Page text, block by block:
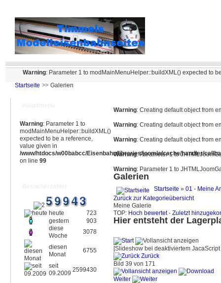
Warning: Parameter 1 to modMainMenuHelper::buildXML() expected to
Startseite
Galerien
Warning: Parameter 1 to
modMainMenuHelper::buildXML()
expected to be a reference,
value given in
/www/htdocs/w00babcc/Eisenbahn/libraries/joomla/cache/handler/
on line 99
heute
723
gestern
903
diese
Woche
3078
diesen
Monat
6755
seit
09.2009 2599430
Warning: Creating default object from
Warning: Creating default object from
Warning: Creating default object from
Warning: Parameter 1 to
Warning: Parameter 1 to
Galerien
Startseite » 01 - Meine
Zurück zur Kategorieübersicht
Meine Galerie
TOP: Hoch bewertet- Zuletzt
Hier entsteht der
[Slideshow bei deaktiviertem
Zurück
Bild 39 von 171
Weiter